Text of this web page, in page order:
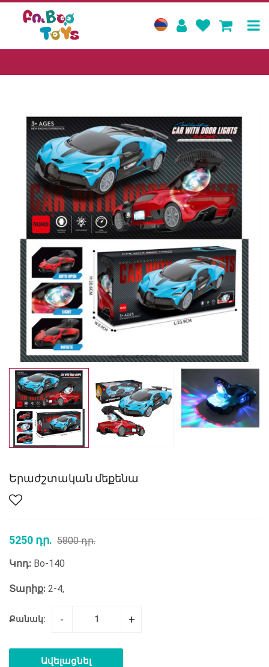
Երաժշտական մեքենա
5250 դր. 5800 դր.
Կոդ: Bo-140
Տարիք: 2-4,
Քանակ: - +
Ավելացնել